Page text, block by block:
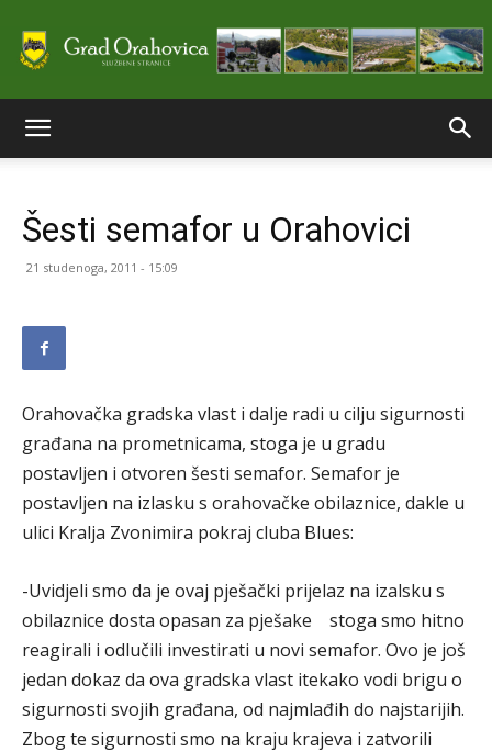
stranice
Orahovice
Šesti semafor u Orahovici
21 studenoga, 2011 - 15:09
Orahovačka gradska vlast i dalje radi u cilju sigurnosti
građana na prometnicama, stoga je u gradu
postavljen i otvoren šesti semafor. Semafor je
postavljen na izlasku s orahovačke obilaznice, dakle u
ulici Kralja Zvonimira pokraj cluba Blues:
-Uvidjeli smo da je ovaj pješački prijelaz na izalsku s
obilaznice dosta opasan za pješake stoga smo hitno
reagirali i odlučili investirati u novi semafor. Ovo je još
jedan dokaz da ova gradska vlast itekako vodi brigu o
sigurnosti svojih građana, od najmlađih do najstarijih.
Zbog te sigurnosti smo na kraju krajeva i zatvorili